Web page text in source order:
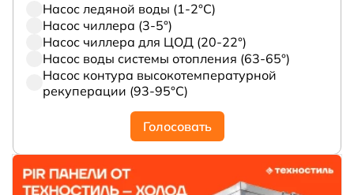
Насос ледяной воды (1-2°С)
Насос чиллера (3-5°)
Насос чиллера для ЦОД (20-22°)
Насос воды системы отопления (63-65°)
Насос контура высокотемпературной
рекуперации (93-95°С)
Голосовать